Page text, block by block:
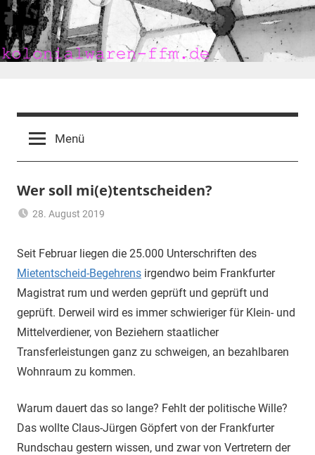
Zum
Inhalt
springen
kolonialwaren-
ffm.de
Menü
Wer soll mi(e)tentscheiden?
28. August 2019
Mieten ,
Wohnen
Seit Februar liegen die 25.000 Unterschriften des
Mietentscheid-Begehrens irgendwo beim Frankfurter
Magistrat rum und werden geprüft und geprüft und
geprüft. Derweil wird es immer schwieriger für Klein- und
Mittelverdiener, von Beziehern staatlicher
Transferleistungen ganz zu schweigen, an bezahlbaren
Wohnraum zu kommen.
Warum dauert das so lange? Fehlt der politische Wille?
Das wollte Claus-Jürgen Göpfert von der Frankfurter
Rundschau gestern wissen, und zwar von Vertretern der